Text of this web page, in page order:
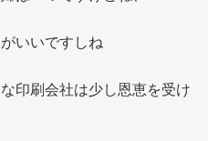
いいですしね
印刷会社は少し恩恵を受け